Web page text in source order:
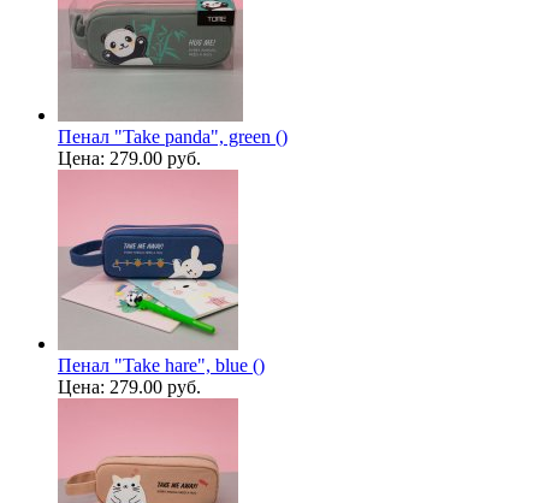
Пенал "Take panda", green ()
Цена: 279.00 руб.
Пенал "Take hare", blue ()
Цена: 279.00 руб.